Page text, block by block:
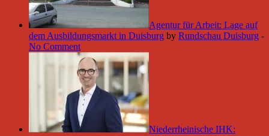
Agentur für Arbeit: Lage auf
dem Ausbildungsmarkt in Duisburg by Rundschau Duisburg -
No Comment
Niederrheinische IHK: